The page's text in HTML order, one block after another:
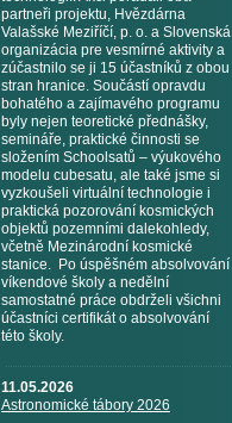
partneři projektu, Hvězdárna
Valašské Meziříčí, p. o. a Slovenská
organizácia pre vesmírné aktivity a
zúčastnilo se ji 15 účastníků z obou
stran hranice. Součástí opravdu
bohatého a zajímavého programu
byly nejen teoretické přednášky,
semináře, praktické činnosti se
složením Schoolsatů – výukového
modelu cubesatu, ale také jsme si
vyzkoušeli virtuální technologie i
praktická pozorování kosmických
objektů pozemními dalekohledy,
včetně Mezinárodní kosmické
stanice. Po úspěšném absolvování
víkendové školy a nedělní
samostatné práce obdrželi všichni
účastníci certifikát o absolvování
této školy.
11.05.2026
Astronomické tábory 2026